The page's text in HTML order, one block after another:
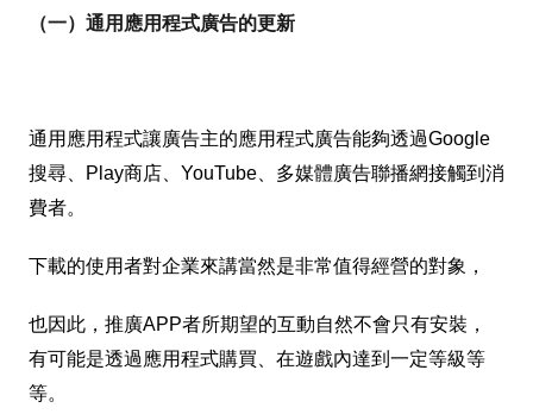
（一）通用應用程式廣告的更新
通用應用程式讓廣告主的應用程式廣告能夠透過Google
搜尋、Play商店、YouTube、多媒體廣告聯播網接觸到消
費者。
下載的使用者對企業來講當然是非常值得經營的對象，
也因此，推廣APP者所期望的互動自然不會只有安裝，
有可能是透過應用程式購買、在遊戲內達到一定等級等
等。